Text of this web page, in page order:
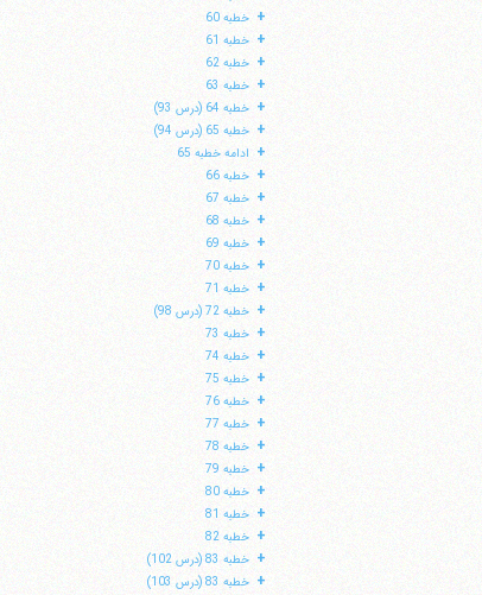
+ خطبه 60
+ خطبه 61
+ خطبه 62
+ خطبه 63
+ خطبه 64 (درس 93)
+ خطبه 65 (درس 94)
+ ادامه خطبه 65
+ خطبه 66
+ خطبه 67
+ خطبه 68
+ خطبه 69
+ خطبه 70
+ خطبه 71
+ خطبه 72 (درس 98)
+ خطبه 73
+ خطبه 74
+ خطبه 75
+ خطبه 76
+ خطبه 77
+ خطبه 78
+ خطبه 79
+ خطبه 80
+ خطبه 81
+ خطبه 82
+ خطبه 83 (درس 102)
+ خطبه 83 (درس 103)